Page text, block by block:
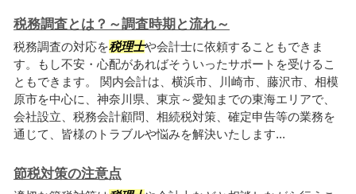
税務調査とは？～調査時期と流れ～
税務調査の対応を税理士や会計士に依頼することもできま
す。もし不安・心配があればそういったサポートを受けるこ
ともできます。 関内会計は、横浜市、川崎市、藤沢市、相模
原市を中心に、神奈川県、東京～愛知までの東海エリアで、
会社設立、税務会計顧問、相続税対策、確定申告等の業務を
通じて、皆様のトラブルや悩みを解決いたします...
節税対策の注意点